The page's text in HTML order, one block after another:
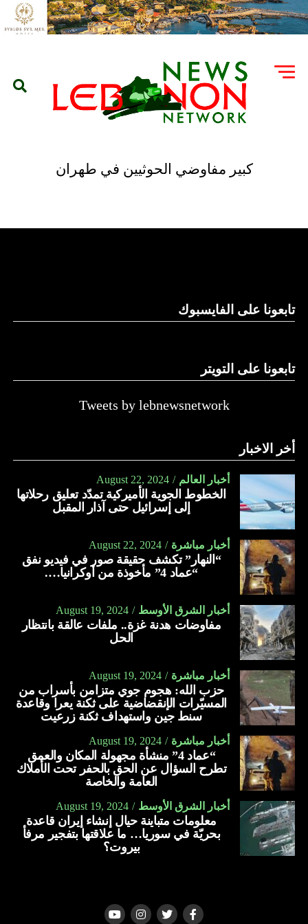
كبير مفاوضي الحوثيين في طهران
تابعونا على الفايسبوك
تابعونا على التويتر
Tweets by lebnewsnetwork
أخر الاخبار
أخبار العالم August 22, 2024
الخطوط الجوية الأميركية تمدّد تعليق رحلاتها
إلى إسرائيل حتى آذار المقبل
أخبار مباشرة August 22, 2024
“النهار” تكشف حقيقة صور في فيديو نفق
“عماد 4” مأخوذة من أوكرانيا….
أخبار الشرق الأوسط August 19, 2024
مفاوضات هدنة غزة.. ملفات عالقة بانتظار
الحل
أخبار مباشرة August 19, 2024
حزب الله: هجوم جوي متزامن بأسراب من
المسيّرات الإنقضاضية على ثكنة يعرا وقاعدة
سنط جين واستهداف ثكنة زرعيت
أخبار مباشرة August 19, 2024
“عماد 4” منشأة مجهولة المكان والعمق
تطرح السؤال عن الحق بالحفر تحت الأملاك
العامة والخاصة
أخبار الشرق الأوسط August 19, 2024
معلومات متباينة حيال إنشاء إيران قاعدة
بحريّة في سوريا… ما علاقتها بتفجير مرفأ
بيروت؟